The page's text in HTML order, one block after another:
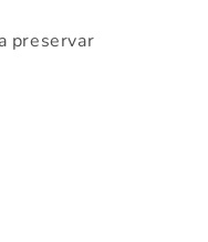
preservar